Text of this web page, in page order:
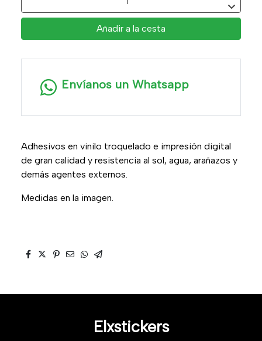
Añadir a la cesta
Envíanos un Whatsapp
Adhesivos en vinilo troquelado e impresión digital
de gran calidad y resistencia al sol, agua, arañazos y
demás agentes externos.
Medidas en la imagen.
Elxstickers